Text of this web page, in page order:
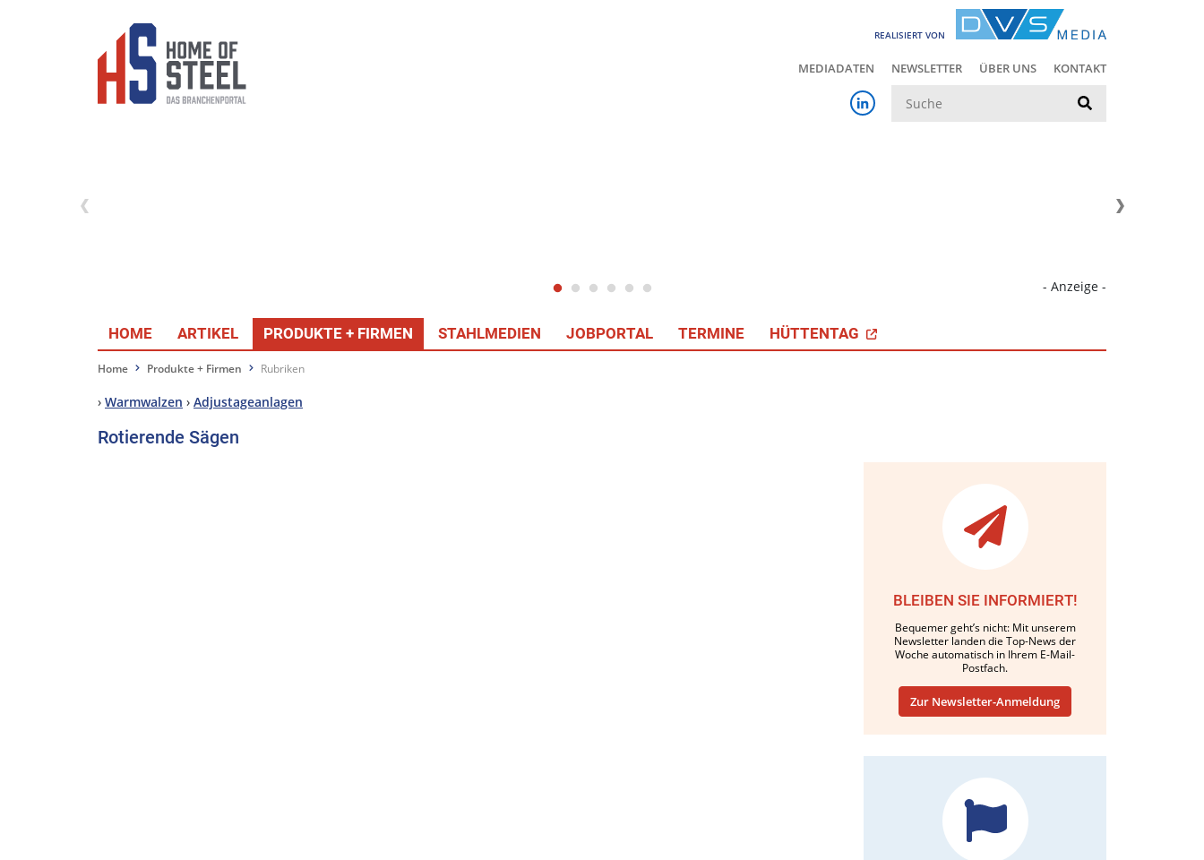
REALISIERT VON
MEDIADATEN NEWSLETTER ÜBER UNS KONTAKT
- Anzeige -
HOME ARTIKEL PRODUKTE + FIRMEN STAHLMEDIEN JOBPORTAL TERMINE HÜTTENTAG
Home Produkte + Firmen Rubriken
› Warmwalzen › Adjustageanlagen
Rotierende Sägen
BLEIBEN SIE INFORMIERT!
Bequemer geht’s nicht: Mit unserem
Newsletter landen die Top-News der
Woche automatisch in Ihrem E-Mail-
Postfach.
Zur Newsletter-Anmeldung